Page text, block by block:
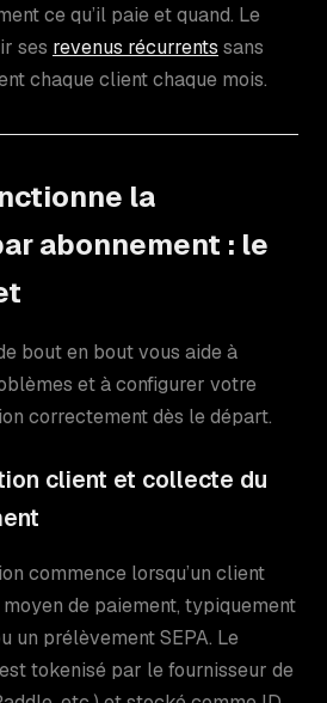
ce qu’il paie et quand. Le
ses revenus récurrents sans
chaque client chaque mois.
la
abonnement : le
bout en bout vous aide à
et à configurer votre
correctement dès le départ.
client et collecte du
commence lorsqu’un client
de paiement, typiquement
un prélèvement SEPA. Le
tokenisé par le fournisseur de